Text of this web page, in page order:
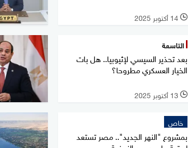
l 14 أكتوبر 2025
التاسعة
بعد تحذير السيسي لإثيوبيا.. هل بات
الخيار العسكري مطروحا؟
l 13 أكتوبر 2025
خاص
بمشروع "النهر الجديد".. مصر تستعد